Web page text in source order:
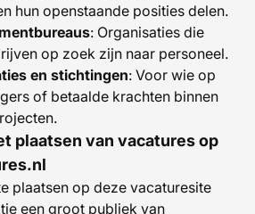
hun openstaande posities delen.
: Organisaties die
op zoek zijn naar personeel.
en stichtingen: Voor wie op
of betaalde krachten binnen
plaatsen van vacatures op
plaatsen op deze vacaturesite
een groot publiek van